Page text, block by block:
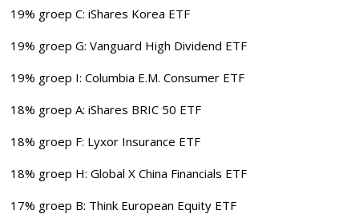
19% groep C: iShares Korea ETF
19% groep G: Vanguard High Dividend ETF
19% groep I: Columbia E.M. Consumer ETF
18% groep A: iShares BRIC 50 ETF
18% groep F: Lyxor Insurance ETF
18% groep H: Global X China Financials ETF
17% groep B: Think European Equity ETF